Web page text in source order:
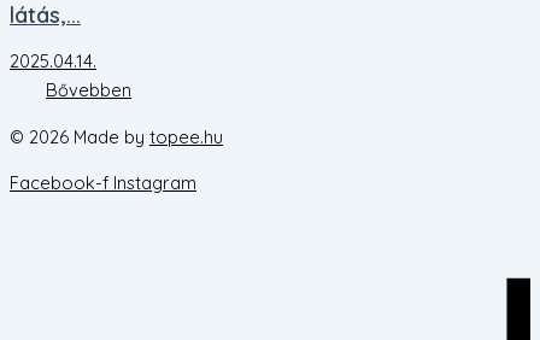
látás,...
2025.04.14.
Bővebben
© 2026 Made by topee.hu
Facebook-f Instagram